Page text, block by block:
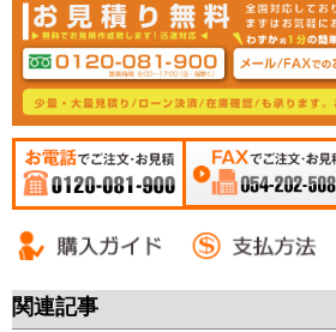
見積 0120-081-900
054-202-5089
関連記事